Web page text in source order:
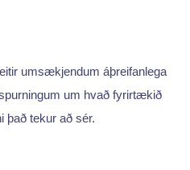
umsækjendum áþreifanlega
um hvað fyrirtækið
það tekur að sér.